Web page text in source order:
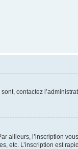
contactez
ailleurs, l’inscription
etc. L’inscription est